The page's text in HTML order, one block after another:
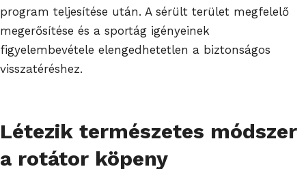
program teljesítése után. A sérült terület megfelelő
megerősítése és a sportág igényeinek
figyelembevétele elengedhetetlen a biztonságos
visszatéréshez.
Létezik természetes módszer
a rotátor köpeny